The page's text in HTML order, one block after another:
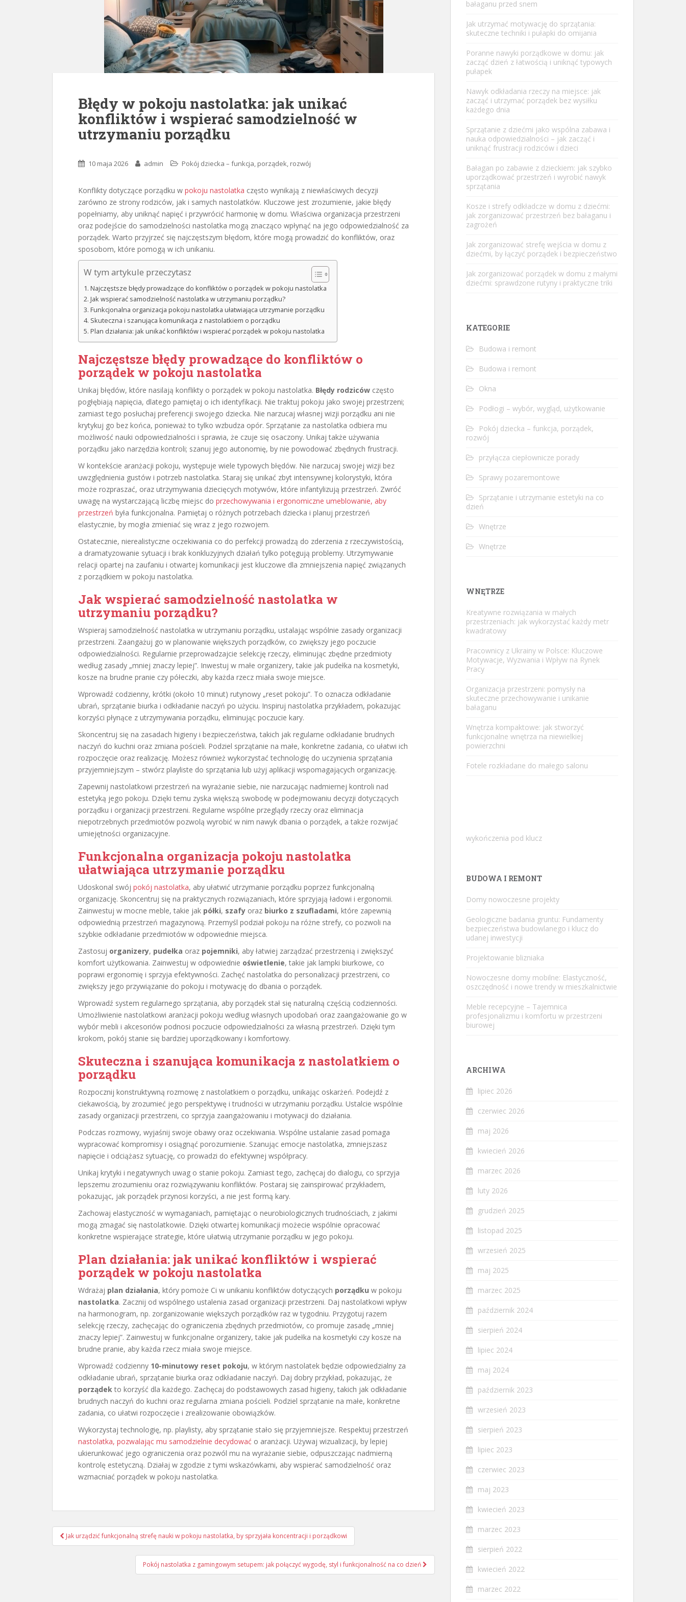
Błędy w pokoju nastolatka: jak unikać
konfliktów i wspierać samodzielność w
utrzymaniu porządku
10 maja 2026 admin Pokój dziecka – funkcja, porządek, rozwój
Konflikty dotyczące porządku w pokoju nastolatka często wynikają z niewłaściwych decyzji
zarówno ze strony rodziców, jak i samych nastolatków. Kluczowe jest zrozumienie, jakie błędy
popełniamy, aby uniknąć napięć i przywrócić harmonię w domu. Właściwa organizacja przestrzeni
oraz podejście do samodzielności nastolatka mogą znacząco wpłynąć na jego odpowiedzialność za
porządek. Warto przyjrzeć się najczęstszym błędom, które mogą prowadzić do konfliktów, oraz
sposobom, które pomogą w ich unikaniu.
W tym artykule przeczytasz
Najczęstsze błędy prowadzące do konfliktów o porządek w pokoju nastolatka
Jak wspierać samodzielność nastolatka w utrzymaniu porządku?
Funkcjonalna organizacja pokoju nastolatka ułatwiająca utrzymanie porządku
Skuteczna i szanująca komunikacja z nastolatkiem o porządku
Plan działania: jak unikać konfliktów i wspierać porządek w pokoju nastolatka
Najczęstsze błędy prowadzące do konfliktów o
porządek w pokoju nastolatka
Unikaj błędów, które nasilają konflikty o porządek w pokoju nastolatka. Błędy rodziców często
pogłębiają napięcia, dlatego pamiętaj o ich identyfikacji. Nie traktuj pokoju jako swojej przestrzeni;
zamiast tego posłuchaj preferencji swojego dziecka. Nie narzucaj własnej wizji porządku ani nie
krytykuj go bez końca, ponieważ to tylko wzbudza opór. Sprzątanie za nastolatka odbiera mu
możliwość nauki odpowiedzialności i sprawia, że czuje się osaczony. Unikaj także używania
porządku jako narzędzia kontroli; szanuj jego autonomię, by nie powodować zbędnych frustracji.
W kontekście aranżacji pokoju, występuje wiele typowych błędów. Nie narzucaj swojej wizji bez
uwzględnienia gustów i potrzeb nastolatka. Staraj się unikać zbyt intensywnej kolorystyki, która
może rozpraszać, oraz utrzymywania dziecięcych motywów, które infantylizują przestrzeń. Zwróć
uwagę na wystarczającą liczbę miejsc do przechowywania i ergonomiczne umeblowanie, aby
przestrzeń była funkcjonalna. Pamiętaj o różnych potrzebach dziecka i planuj przestrzeń
elastycznie, by mogła zmieniać się wraz z jego rozwojem.
Ostatecznie, nierealistyczne oczekiwania co do perfekcji prowadzą do zderzenia z rzeczywistością,
a dramatyzowanie sytuacji i brak konkluzyjnych działań tylko potęgują problemy. Utrzymywanie
relacji opartej na zaufaniu i otwartej komunikacji jest kluczowe dla zmniejszenia napięć związanych
z porządkiem w pokoju nastolatka.
Jak wspierać samodzielność nastolatka w
utrzymaniu porządku?
Wspieraj samodzielność nastolatka w utrzymaniu porządku, ustalając wspólnie zasady organizacji
przestrzeni. Zaangażuj go w planowanie większych porządków, co zwiększy jego poczucie
odpowiedzialności. Regularnie przeprowadzajcie selekcję rzeczy, eliminując zbędne przedmioty
według zasady „mniej znaczy lepiej”. Inwestuj w małe organizery, takie jak pudełka na kosmetyki,
kosze na brudne pranie czy półeczki, aby każda rzecz miała swoje miejsce.
Wprowadź codzienny, krótki (około 10 minut) rutynowy „reset pokoju”. To oznacza odkładanie
ubrań, sprzątanie biurka i odkładanie naczyń po użyciu. Inspiruj nastolatka przykładem, pokazując
korzyści płynące z utrzymywania porządku, eliminując poczucie kary.
Skoncentruj się na zasadach higieny i bezpieczeństwa, takich jak regularne odkładanie brudnych
naczyń do kuchni oraz zmiana pościeli. Podziel sprzątanie na małe, konkretne zadania, co ułatwi ich
rozpoczęcie oraz realizację. Możesz również wykorzystać technologię do uczynienia sprzątania
przyjemniejszym – stwórz playliste do sprzątania lub użyj aplikacji wspomagających organizację.
Zapewnij nastolatkowi przestrzeń na wyrażanie siebie, nie narzucając nadmiernej kontroli nad
estetyką jego pokoju. Dzięki temu zyska większą swobodę w podejmowaniu decyzji dotyczących
porządku i organizacji przestrzeni. Regularne wspólne przeglądy rzeczy oraz eliminacja
niepotrzebnych przedmiotów pozwolą wyrobić w nim nawyk dbania o porządek, a także rozwijać
umiejętności organizacyjne.
Funkcjonalna organizacja pokoju nastolatka
ułatwiająca utrzymanie porządku
Udoskonal swój pokój nastolatka, aby ułatwić utrzymanie porządku poprzez funkcjonalną
organizację. Skoncentruj się na praktycznych rozwiązaniach, które sprzyjają ładowi i ergonomii.
Zainwestuj w mocne meble, takie jak półki, szafy oraz biurko z szufladami, które zapewnią
odpowiednią przestrzeń magazynową. Przemyśl podział pokoju na różne strefy, co pozwoli na
szybkie odkładanie przedmiotów w odpowiednie miejsca.
Zastosuj organizery, pudełka oraz pojemniki, aby łatwiej zarządzać przestrzenią i zwiększyć
komfort użytkowania. Zainwestuj w odpowiednie oświetlenie, takie jak lampki biurkowe, co
poprawi ergonomię i sprzyja efektywności. Zachęć nastolatka do personalizacji przestrzeni, co
zwiększy jego przywiązanie do pokoju i motywację do dbania o porządek.
Wprowadź system regularnego sprzątania, aby porządek stał się naturalną częścią codzienności.
Umożliwienie nastolatkowi aranżacji pokoju według własnych upodobań oraz zaangażowanie go w
wybór mebli i akcesoriów podnosi poczucie odpowiedzialności za własną przestrzeń. Dzięki tym
krokom, pokój stanie się bardziej uporządkowany i komfortowy.
Skuteczna i szanująca komunikacja z nastolatkiem o
porządku
Rozpocznij konstruktywną rozmowę z nastolatkiem o porządku, unikając oskarżeń. Podejdź z
ciekawością, by zrozumieć jego perspektywę i trudności w utrzymaniu porządku. Ustalcie wspólnie
zasady organizacji przestrzeni, co sprzyja zaangażowaniu i motywacji do działania.
Podczas rozmowy, wyjaśnij swoje obawy oraz oczekiwania. Wspólne ustalanie zasad pomaga
wypracować kompromisy i osiągnąć porozumienie. Szanując emocje nastolatka, zmniejszasz
napięcie i odciążasz sytuację, co prowadzi do efektywnej współpracy.
Unikaj krytyki i negatywnych uwag o stanie pokoju. Zamiast tego, zachęcaj do dialogu, co sprzyja
lepszemu zrozumieniu oraz rozwiązywaniu konfliktów. Postaraj się zainspirować przykładem,
pokazując, jak porządek przynosi korzyści, a nie jest formą kary.
Zachowaj elastyczność w wymaganiach, pamiętając o neurobiologicznych trudnościach, z jakimi
mogą zmagać się nastolatkowie. Dzięki otwartej komunikacji możecie wspólnie opracować
konkretne wspierające strategie, które ułatwią utrzymanie porządku w jego pokoju.
Plan działania: jak unikać konfliktów i wspierać
porządek w pokoju nastolatka
Wdrażaj plan działania, który pomoże Ci w unikaniu konfliktów dotyczących porządku w pokoju
nastolatka. Zacznij od wspólnego ustalenia zasad organizacji przestrzeni. Daj nastolatkowi wpływ
na harmonogram, np. zorganizowanie większych porządków raz w tygodniu. Przygotuj razem
selekcję rzeczy, zachęcając do ograniczenia zbędnych przedmiotów, co promuje zasadę „mniej
znaczy lepiej”. Zainwestuj w funkcjonalne organizery, takie jak pudełka na kosmetyki czy kosze na
brudne pranie, aby każda rzecz miała swoje miejsce.
Wprowadź codzienny 10-minutowy reset pokoju, w którym nastolatek będzie odpowiedzialny za
odkładanie ubrań, sprzątanie biurka oraz odkładanie naczyń. Daj dobry przykład, pokazując, że
porządek to korzyść dla każdego. Zachęcaj do podstawowych zasad higieny, takich jak odkładanie
brudnych naczyń do kuchni oraz regularna zmiana pościeli. Podziel sprzątanie na małe, konkretne
zadania, co ułatwi rozpoczęcie i zrealizowanie obowiązków.
Wykorzystaj technologię, np. playlisty, aby sprzątanie stało się przyjemniejsze. Respektuj przestrzeń
nastolatka, pozwalając mu samodzielnie decydować o aranżacji. Używaj wizualizacji, by lepiej
ukierunkować jego ograniczenia oraz pozwól mu na wyrażanie siebie, odpuszczając nadmierną
kontrolę estetyczną. Działaj w zgodzie z tymi wskazówkami, aby wspierać samodzielność oraz
wzmacniać porządek w pokoju nastolatka.
Nawigacja
wpisu
Jak urządzić funkcjonalną strefę nauki w pokoju nastolatka, by sprzyjała koncentracji i porządkowi
Pokój nastolatka z gamingowym setupem: jak połączyć wygodę, styl i funkcjonalność na co dzień
bałaganu przed snem
Jak utrzymać motywację do sprzątania:
skuteczne techniki i pułapki do omijania
Poranne nawyki porządkowe w domu: jak
zacząć dzień z łatwością i uniknąć typowych
pułapek
Nawyk odkładania rzeczy na miejsce: jak
zacząć i utrzymać porządek bez wysiłku
każdego dnia
Sprzątanie z dziećmi jako wspólna zabawa i
nauka odpowiedzialności – jak zacząć i
uniknąć frustracji rodziców i dzieci
Bałagan po zabawie z dzieckiem: jak szybko
uporządkować przestrzeń i wyrobić nawyk
sprzątania
Kosze i strefy odkładcze w domu z dziećmi:
jak zorganizować przestrzeń bez bałaganu i
zagrożeń
Jak zorganizować strefę wejścia w domu z
dziećmi, by łączyć porządek i bezpieczeństwo
Jak zorganizować porządek w domu z małymi
dziećmi: sprawdzone rutyny i praktyczne triki
KATEGORIE
Budowa i remont
Budowa i remont
Okna
Podłogi – wybór, wygląd, użytkowanie
Pokój dziecka – funkcja, porządek,
rozwój
przyłącza ciepłownicze porady
Sprawy pozaremontowe
Sprzątanie i utrzymanie estetyki na co
dzień
Wnętrze
Wnętrze
WNĘTRZE
Kreatywne rozwiązania w małych
przestrzeniach: jak wykorzystać każdy metr
kwadratowy
Pracownicy z Ukrainy w Polsce: Kluczowe
Motywacje, Wyzwania i Wpływ na Rynek
Pracy
Organizacja przestrzeni: pomysły na
skuteczne przechowywanie i unikanie
bałaganu
Wnętrza kompaktowe: jak stworzyć
funkcjonalne wnętrza na niewielkiej
powierzchni
Fotele rozkładane do małego salonu
wykończenia pod klucz
BUDOWA I REMONT
Domy nowoczesne projekty
Geologiczne badania gruntu: Fundamenty
bezpieczeństwa budowlanego i klucz do
udanej inwestycji
Projektowanie blizniaka
Nowoczesne domy mobilne: Elastyczność,
oszczędność i nowe trendy w mieszkalnictwie
Meble recepcyjne – Tajemnica
profesjonalizmu i komfortu w przestrzeni
biurowej
ARCHIWA
lipiec 2026
czerwiec 2026
maj 2026
kwiecień 2026
marzec 2026
luty 2026
grudzień 2025
listopad 2025
wrzesień 2025
maj 2025
marzec 2025
październik 2024
sierpień 2024
lipiec 2024
maj 2024
październik 2023
wrzesień 2023
sierpień 2023
lipiec 2023
czerwiec 2023
maj 2023
kwiecień 2023
marzec 2023
sierpień 2022
kwiecień 2022
marzec 2022